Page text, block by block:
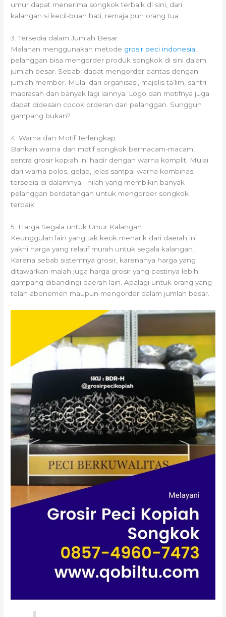
umur dapat menerima songkok terbaik di sini, dari
kalangan si kecil-buah hati, remaja pun orang tua.
3. Tersedia dalam Jumlah Besar
Malahan menggunakan metode grosir peci indonesia
pelanggan bisa mengorder produk songkok di sini dalam
jumlah besar. Sebab, dapat mengorder pantas dengan
jumlah member. Mulai dari organisasi, majelis ta’lim, santri
madrasah dan banyak lagi lainnya. Logo dan motifnya juga
dapat didesain cocok orderan dari pelanggan. Sungguh
gampang bukan?
4. Warna dan Motif Terlengkap
Bahkan warna dan motif songkok bermacam-macam,
sentra grosir kopiah ini hadir dengan warna komplit. Mulai
dari warna polos, gelap, jelas sampai warna kombinasi
tersedia di dalamnya. Inilah yang membikin banyak
pelanggan berdatangan untuk mengorder songkok
terbaik.
5. Harga Segala untuk Umur Kalangan
Keunggulan lain yang tak keok menarik dari daerah ini
yakni harga yang relatif murah untuk segala kalangan.
Karena sebab sistemnya grosir, karenanya harga yang
ditawarkan malah juga harga grosir yang pastinya lebih
gampang dibandingi daerah lain. Apalagi untuk orang yang
telah abonemen maupun mengorder dalam jumlah besar.